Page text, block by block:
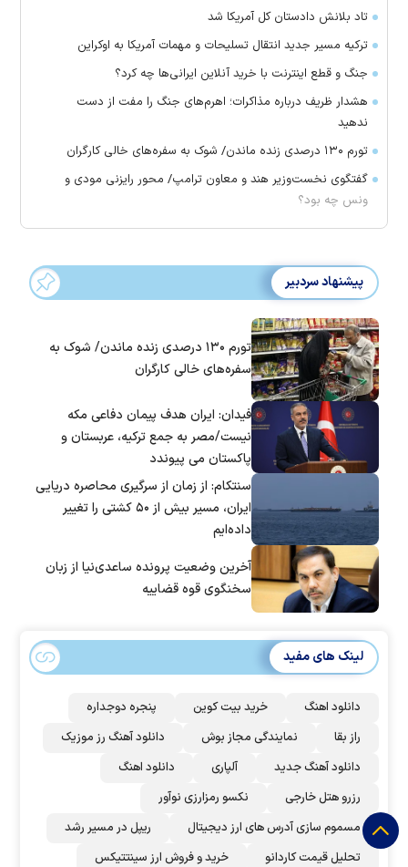
تاد بلانش دادستان کل آمریکا شد
ترکیه مسیر جدید انتقال تسلیحات و مهمات آمریکا به اوکراین
جنگ و قطع اینترنت با خرید آنلاین ایرانی‌ها چه کرد؟
هشدار ظریف درباره مذاکرات؛ اهرم‌های جنگ را مفت از دست
ندهید
تورم ۱۳۰ درصدی زنده ماندن/ شوک به سفره‌های خالی کارگران
گفتگوی نخست‌وزیر هند و معاون ترامپ/ محور رایزنی مودی و
ونس چه بود؟
پیشنهاد سردبیر
تورم ۱۳۰ درصدی زنده ماندن/ شوک به
سفره‌های خالی کارگران
فیدان: ایران هدف پیمان دفاعی مکه
نیست/مصر به جمع ترکیه، عربستان و
پاکستان می پیوندد
سنتکام: از زمان از سرگیری محاصره دریایی
ایران، مسیر بیش از ۵۰ کشتی را تغییر
داده‌ایم
آخرین وضعیت پرونده ساعدی‌نیا از زبان
سخنگوی قوه قضاییه
لینک های مفید
دانلود اهنگ خرید بیت کوین
پنجره دوجداره
راز بقا
نمایندگی مجاز بوش
دانلود آهنگ رز‌ موزیک
دانلود آهنگ جدید
آلپاری
دانلود اهنگ
رزرو هتل خارجی
نکسو رمزارزی نوآور
مسموم سازی آدرس های ارز دیجیتال
ریپل در مسیر رشد
تحلیل قیمت کاردانو
خرید و فروش ارز سینتتیکس